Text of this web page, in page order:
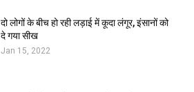
दो लोगों के बीच हो रही लड़ाई में कूदा लंगूर, इंसानों को
दे गया सीख
Jan 15, 2022